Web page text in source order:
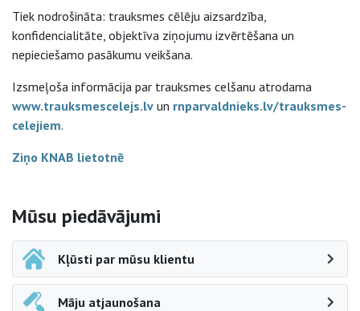
Tiek nodrošināta: trauksmes cēlēju aizsardzība,
konfidencialitāte, objektīva ziņojumu izvērtēšana un
nepieciešamo pasākumu veikšana.
Izsmeļoša informācija par trauksmes celšanu atrodama
www.trauksmescelejs.lv un rnparvaldnieks.lv/trauksmes-
celejiem.
Ziņo KNAB lietotnē
Sāna navigācija
Mūsu piedāvājumi
Kļūsti par mūsu klientu
Māju atjaunošana